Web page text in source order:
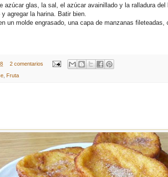
azúcar glas, la sal, el azúcar avainillado y la ralladura del
agregar la harina. Batir bien.
un molde engrasado, una capa de manzanas fileteadas,
2 comentarios
Fruta